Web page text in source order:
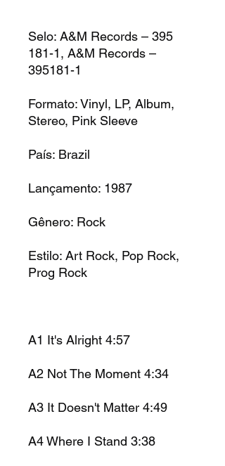
Selo: A&M Records – 395
181-1, A&M Records –
395181-1
Formato: Vinyl, LP, Album,
Stereo, Pink Sleeve
País: Brazil
Lançamento: 1987
Gênero: Rock
Estilo: Art Rock, Pop Rock,
Prog Rock
A1 It's Alright 4:57
A2 Not The Moment 4:34
A3 It Doesn't Matter 4:49
A4 Where I Stand 3:38